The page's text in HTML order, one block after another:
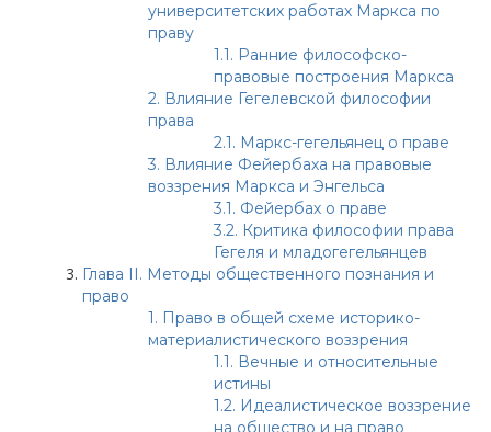
университетских работах Маркса по
праву
1.1. Ранние философско-
правовые построения Маркса
2. Влияние Гегелевской философии
права
2.1. Маркс-гегельянец о праве
3. Влияние Фейербаха на правовые
воззрения Маркса и Энгельса
3.1. Фейербах о праве
3.2. Критика философии права
Гегеля и младогегельянцев
Глава II. Методы общественного познания и
право
1. Право в общей схеме историко-
материалистического воззрения
1.1. Вечные и относительные
истины
1.2. Идеалистическое воззрение
на общество и на право